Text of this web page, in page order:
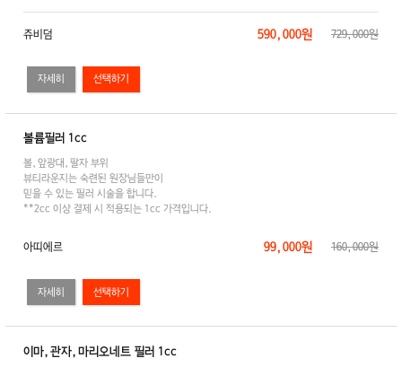
자세히
쥬비덤 590,000원 729,000원
볼륨필러 1cc
볼,앞광대,팔자 부위
뷰티라운지는 숙련된 원장님들만이
믿을 수 있는 필러 시술을 합니다.
**2cc 이상 결제 시 적용되는 1cc 가격입니다.
자세히
아띠에르 99,000원 160,000원
이마,관자,마리오네트 필러 1cc